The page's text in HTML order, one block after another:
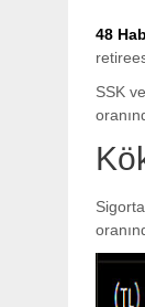
48
SSK